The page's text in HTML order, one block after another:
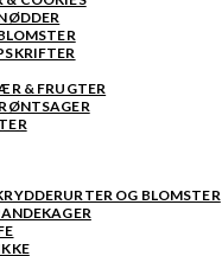
& FRUGTER
OG BLOMSTER